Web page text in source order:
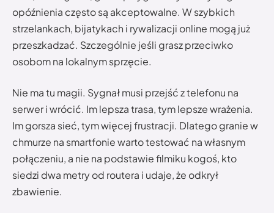
opóźnienia często są akceptowalne. W szybkich
strzelankach, bijatykach i rywalizacji online mogą już
przeszkadzać. Szczególnie jeśli grasz przeciwko
osobom na lokalnym sprzęcie.
Nie ma tu magii. Sygnał musi przejść z telefonu na
serwer i wrócić. Im lepsza trasa, tym lepsze wrażenia.
Im gorsza sieć, tym więcej frustracji. Dlatego granie w
chmurze na smartfonie warto testować na własnym
połączeniu, a nie na podstawie filmiku kogoś, kto
siedzi dwa metry od routera i udaje, że odkrył
zbawienie.